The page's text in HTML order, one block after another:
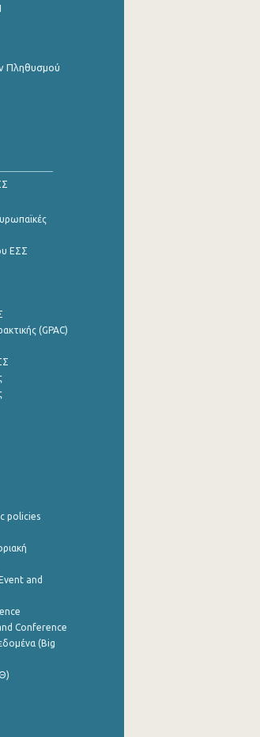
Πληθυσμού
ΕΣΣ
(GPAC)
policies
and
Conference
(Big